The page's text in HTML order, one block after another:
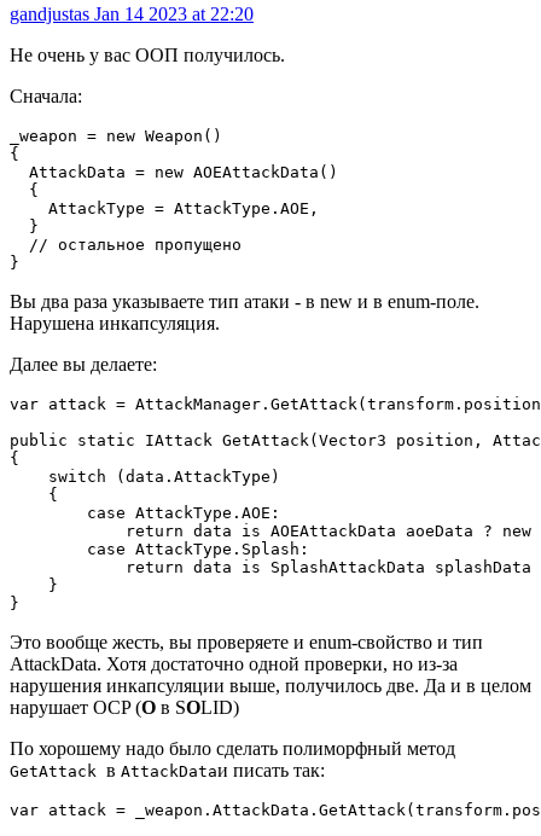
gandjustas Jan 14 2023 at 22:20
Не очень у вас ООП получилось.
Сначала:
_weapon = new Weapon()
{
  AttackData = new AOEAttackData()
  {
    AttackType = AttackType.AOE,
  }
  // остальное пропущено
}
Вы два раза указываете тип атаки - в new и в enum-поле.
Нарушена инкапсуляция.
Далее вы делаете:
var attack =
public static IAttack GetAttack(Vector3 position,
{
    switch (data.AttackType)
    {
        case AttackType.AOE:
return data is AOEAttackData aoeData ?
        case AttackType.Splash:
return data is SplashAttackData
    }
}
Это вообще жесть, вы проверяете и enum-свойство и тип
AttackData. Хотя достаточно одной проверки, но из-за
нарушения инкапсуляции выше, получилось две. Да и в целом
нарушает OCP (O в SOLID)
По хорошему надо было сделать полиморфный метод
GetAttack в AttackDataи писать так:
var attack =